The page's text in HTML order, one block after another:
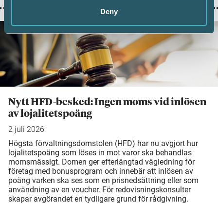
Deny
Nytt HFD-besked: Ingen moms vid inlösen
av lojalitetspoäng
2 juli 2026
Högsta förvaltningsdomstolen (HFD) har nu avgjort hur
lojalitetspoäng som löses in mot varor ska behandlas
momsmässigt. Domen ger efterlängtad vägledning för
företag med bonusprogram och innebär att inlösen av
poäng varken ska ses som en prisnedsättning eller som
användning av en voucher. För redovisningskonsulter
skapar avgörandet en tydligare grund för rådgivning.